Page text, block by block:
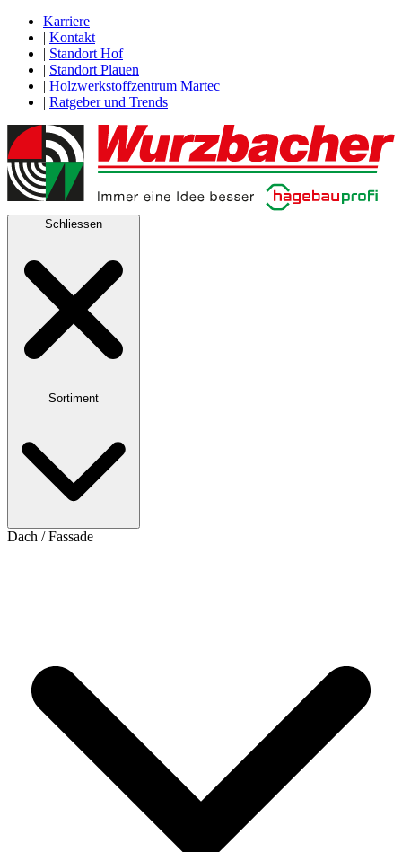
Karriere
| Kontakt
| Standort Hof
| Standort Plauen
| Holzwerkstoffzentrum Martec
| Ratgeber und Trends
Schliessen
Sortiment
Dach / Fassade